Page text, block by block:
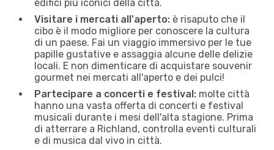
edifici più iconici della città.
Visitare i mercati all'aperto: è risaputo che il
cibo è il modo migliore per conoscere la cultura
di un paese. Fai un viaggio immersivo per le tue
papille gustative e assaggia alcune delle delizie
locali. E non dimenticare di acquistare souvenir
gourmet nei mercati all'aperto e dei pulci!
Partecipare a concerti e festival: molte città
hanno una vasta offerta di concerti e festival
musicali durante i mesi dell'alta stagione. Prima
di atterrare a Richland, controlla eventi culturali
e di musica dal vivo in città.